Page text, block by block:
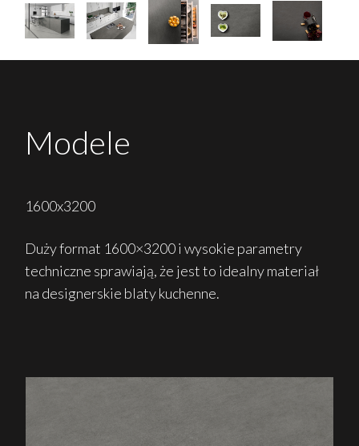
Modele
1600x3200
Duży format 1600×3200 i wysokie parametry
techniczne sprawiają, że jest to idealny materiał
na designerskie blaty kuchenne.